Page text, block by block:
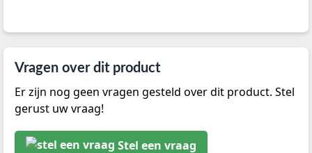
Vragen over dit product
Er zijn nog geen vragen gesteld over dit product. Stel
gerust uw vraag!
Stel een vraag